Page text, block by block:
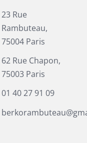
23 Rue
Rambuteau,
75004 Paris
62 Rue Chapon,
75003 Paris
01 40 27 91 09